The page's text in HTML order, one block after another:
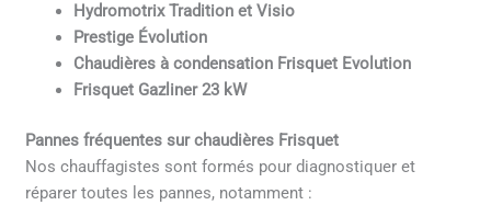
Hydromotrix Tradition et Visio
Prestige Évolution
Chaudières à condensation Frisquet Evolution
Frisquet Gazliner 23 kW
Pannes fréquentes sur chaudières Frisquet
Nos chauffagistes sont formés pour diagnostiquer et
réparer toutes les pannes, notamment :